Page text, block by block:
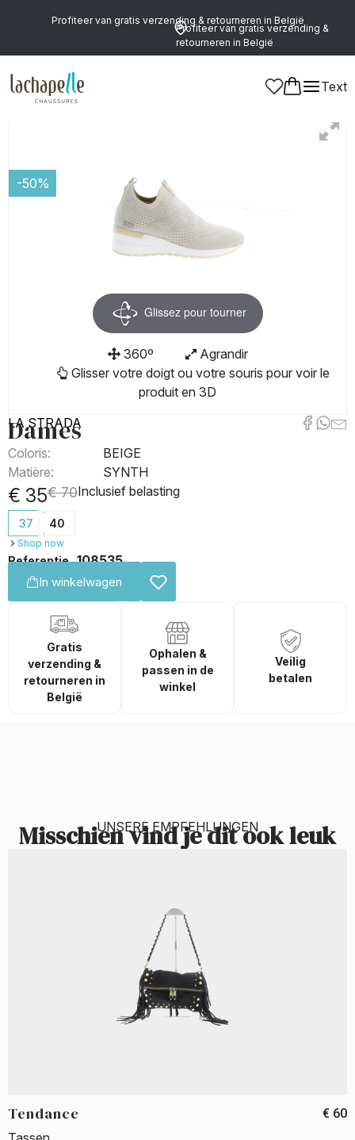
Profiteer van gratis verzending & retourneren in België
Profiteer van gratis verzending &
retourneren in België
Text
Dames
-50%
Glissez pour tourner
360º
Agrandir
Glisser votre doigt ou votre souris pour voir le
produit en 3D
LA STRADA
Dames
Coloris:
BEIGE
Matière:
SYNTH
€ 35€ 70Inclusief belasting
37 40
Shop now
Referentie 108535
In winkelwagen
Gratis
verzending &
retourneren in
België
Ophalen &
passen in de
winkel
Veilig
betalen
UNSERE EMPFEHLUNGEN
Misschien vind je dit ook leuk
Tendance € 60